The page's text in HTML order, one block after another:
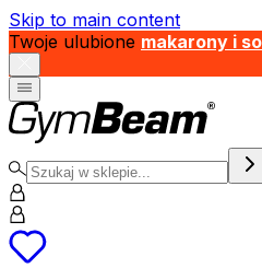
Skip to main content
Twoje ulubione makarony i